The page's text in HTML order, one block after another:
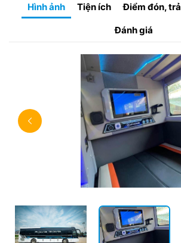
Hình ảnh Tiện ích Điểm đón, trả
Đánh giá